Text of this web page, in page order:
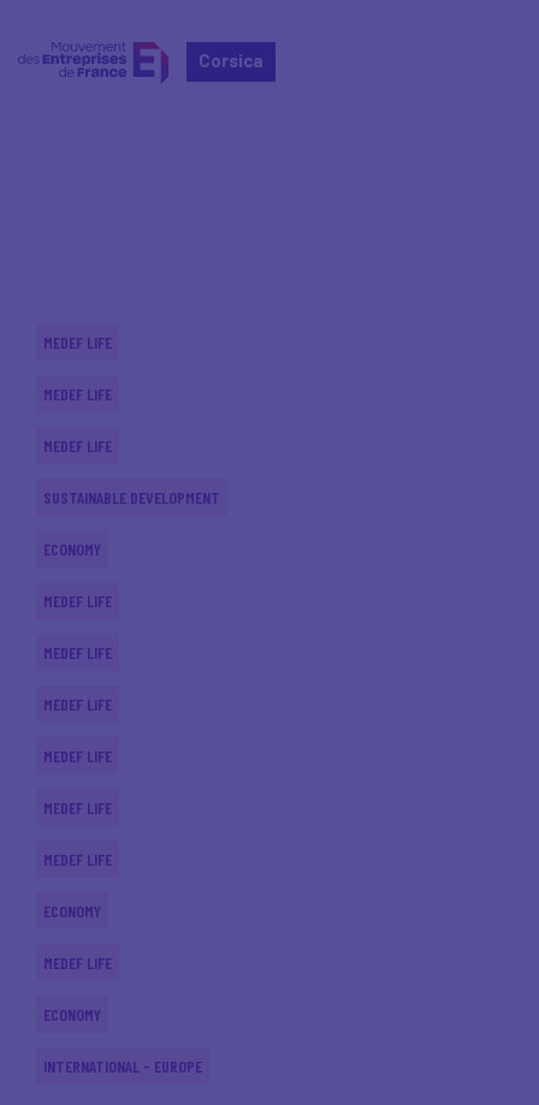
Corsica
MEDEF LIFE
MEDEF LIFE
MEDEF LIFE
SUSTAINABLE DEVELOPMENT
ECONOMY
MEDEF LIFE
MEDEF LIFE
MEDEF LIFE
MEDEF LIFE
MEDEF LIFE
MEDEF LIFE
ECONOMY
MEDEF LIFE
ECONOMY
INTERNATIONAL - EUROPE